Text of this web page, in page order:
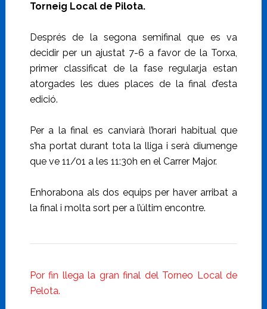
Torneig Local de Pilota.
Després de la segona semifinal que es va
decidir per un ajustat 7-6 a favor de la Torxa,
primer classificat de la fase regular,ja estan
atorgades les dues places de la final d’esta
edició.
Per a la final es canviarà l’horari habitual que
s’ha portat durant tota la lliga i serà diumenge
que ve 11/01 a les 11:30h en el Carrer Major.
Enhorabona als dos equips per haver arribat a
la final i molta sort per a l’últim encontre.
Por fin llega la gran final del Torneo Local de
Pelota.